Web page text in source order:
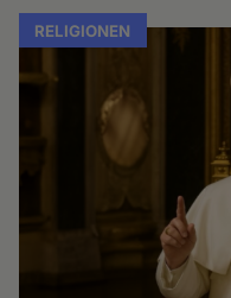
RELIGIONEN